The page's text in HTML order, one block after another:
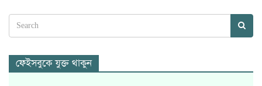
ফেইসবুকে যুক্ত থাকুন